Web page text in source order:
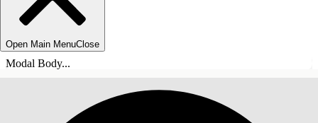
Open Main MenuClose
Modal Body...